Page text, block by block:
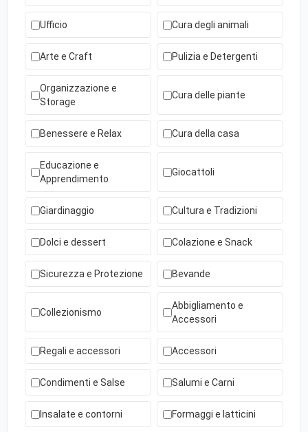
Ufficio Cura degli animali
Arte e Craft Pulizia e Detergenti
Organizzazione e
Storage
Cura delle piante
Benessere e Relax Cura della casa
Educazione e
Apprendimento
Giocattoli
Giardinaggio Cultura e Tradizioni
Dolci e dessert Colazione e Snack
Sicurezza e Protezione Bevande
Collezionismo
Abbigliamento e
Accessori
Regali e accessori Accessori
Condimenti e Salse Salumi e Carni
Insalate e contorni Formaggi e latticini